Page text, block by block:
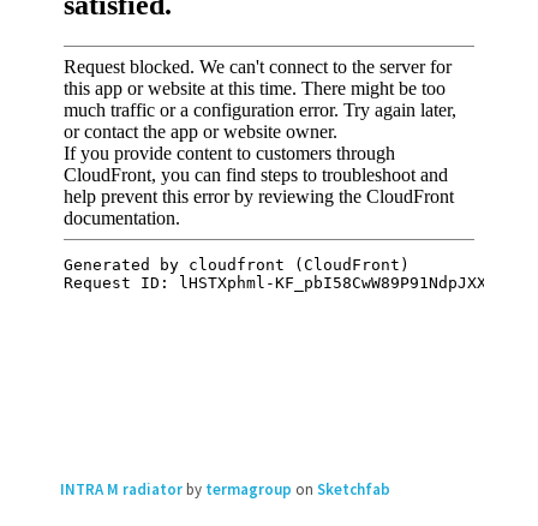
INTRA M radiatorby termagroup on Sketchfab